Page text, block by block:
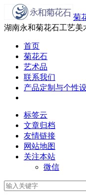
菊
湖南永和菊花石工艺美
首页
菊花石
艺术品
联系我们
产品定制与个性
标签云
文章归档
友情链接
网站地图
关注本站
微信